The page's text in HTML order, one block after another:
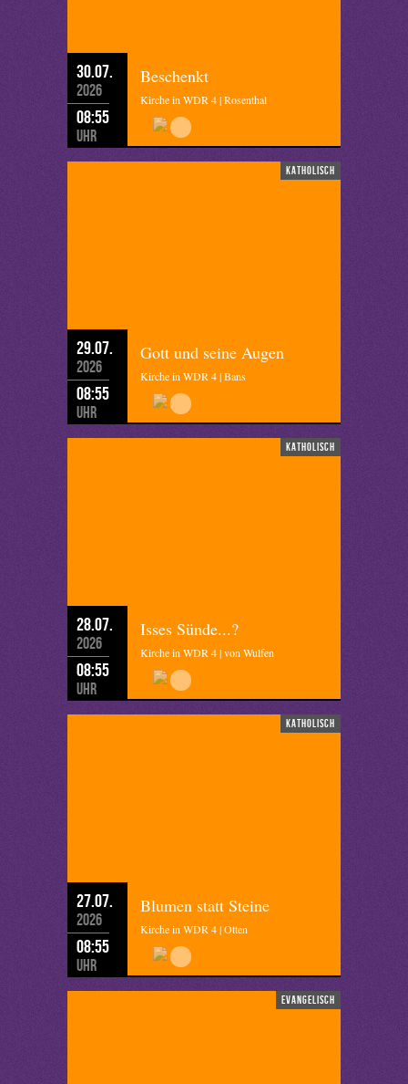
30.07.
2026
08:55
Uhr
Beschenkt
Kirche in WDR 4 | Rosenthal
katholisch
29.07.
2026
08:55
Uhr
Gott und seine Augen
Kirche in WDR 4 | Bans
katholisch
28.07.
2026
08:55
Uhr
Isses Sünde...?
Kirche in WDR 4 | von Wulfen
katholisch
27.07.
2026
08:55
Uhr
Blumen statt Steine
Kirche in WDR 4 | Otten
evangelisch